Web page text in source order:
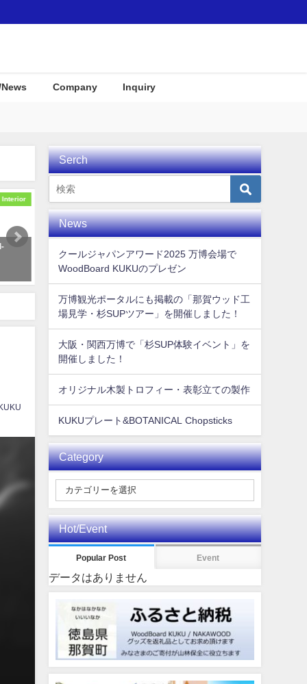
Company Inquiry
Interior
プレイとして使用して頂きまし
た！
品（WoodBoard KUKU関係
Serch
News
クールジャパンアワード2025 万博会場で
WoodBoard KUKUのプレゼン
万博観光ポータルにも掲載の「那賀ウッド工
場見学・杉SUPツアー」を開催しました！
大阪・関西万博で「杉SUP体験イベント」を
開催しました！
オリジナル木製トロフィー・表彰立ての製作
KUKUプレート&BOTANICAL Chopsticks
Category
Hot/Event
Popular Post Event
データはありません